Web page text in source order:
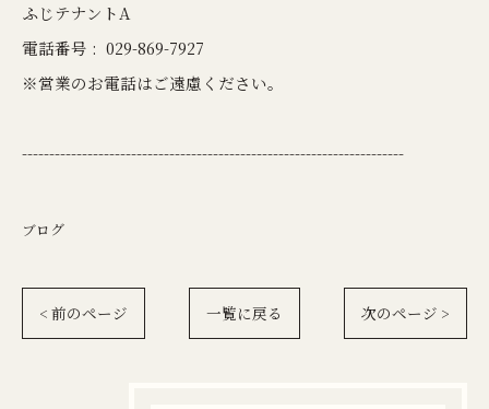
ふじテナントA
電話番号 : 029-869-7927
※営業のお電話はご遠慮ください。
----------------------------------------------------------------------
ブログ
< 前のページ 一覧に戻る 次のページ >